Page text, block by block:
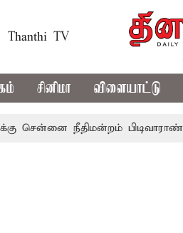
Thanthi TV
சினிமா விளையாட்டு
நீதிமன்றம் பிடிவாராண்ட்